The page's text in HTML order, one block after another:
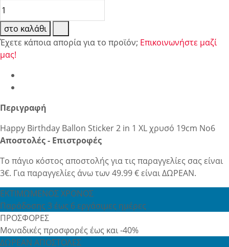
στο καλάθι
Έχετε κάποια απορία για το προϊόν; Επικοινωνήστε μαζί
μας!
Περιγραφή
Happy Birthday Ballon Sticker 2 in 1 XL χρυσό 19cm No6
Αποστολές - Επιστροφές
Το πάγιο κόστος αποστολής για τις παραγγελίες σας είναι
3€. Για παραγγελίες άνω των 49.99 € είναι ΔΩΡΕΑΝ.
ΕΚΤΙΜΩΜΕΝΟΣ ΧΡΟΝΟΣ
Παράδοσης 3 έως 6 εργάσιμες ημέρες
ΠΡΟΣΦΟΡΕΣ
Μοναδικές προσφορές έως και -40%
ΔΩΡΕΑΝ ΑΠΟΣΤΟΛΕΣ